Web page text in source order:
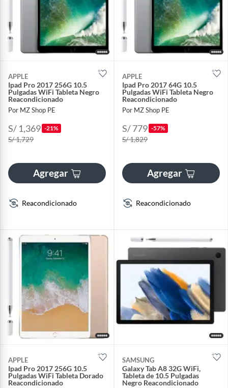
APPLE
Ipad Pro 2017 256G 10.5
Pulgadas WiFi Tableta Negro
Reacondicionado
Por MZ Shop PE
S/ 1,369 -21%
S/ 1,729
Agregar
Reacondicionado
APPLE
Ipad Pro 2017 64G 10.5
Pulgadas WiFi Tableta Negro
Reacondicionado
Por MZ Shop PE
S/ 779 -57%
S/ 1,829
Agregar
Reacondicionado
APPLE
Ipad Pro 2017 256G 10.5
Pulgadas WiFi Tableta Dorado
Reacondicionado
SAMSUNG
Galaxy Tab A8 32G WiFi,
Tableta de 10.5 Pulgadas
Negro Reacondicionado